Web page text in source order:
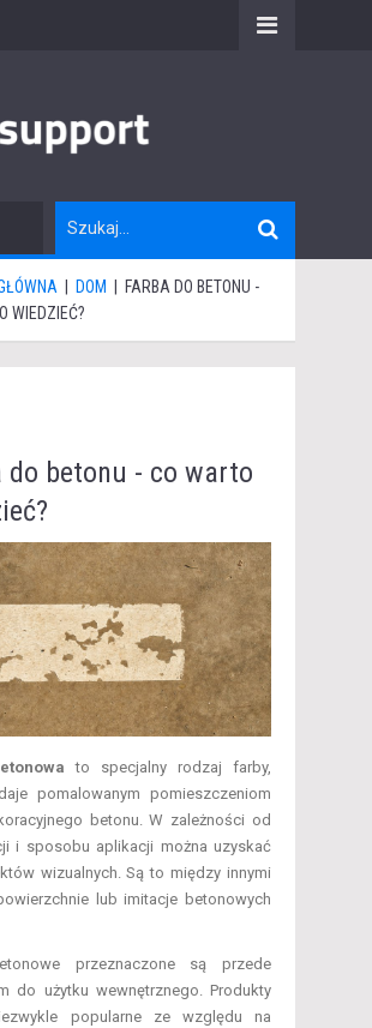
DOM
FARBA DO BETONU -
WIEDZIEĆ?
do betonu - co warto
to specjalny rodzaj farby,
pomalowanym pomieszczeniom
betonu. W zależności od
i sposobu aplikacji można uzyskać
wizualnych. Są to między innymi
lub imitacje betonowych
przeznaczone są przede
do użytku wewnętrznego. Produkty
popularne ze względu na